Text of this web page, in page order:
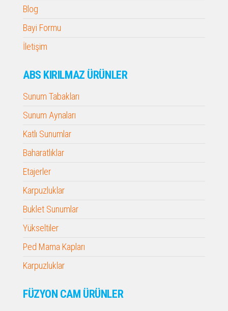
Blog
Bayi Formu
İletişim
ABS KIRILMAZ ÜRÜNLER
Sunum Tabakları
Sunum Aynaları
Katlı Sunumlar
Baharatlıklar
Etajerler
Karpuzluklar
Buklet Sunumlar
Yükseltiler
Ped Mama Kapları
Karpuzluklar
FÜZYON CAM ÜRÜNLER